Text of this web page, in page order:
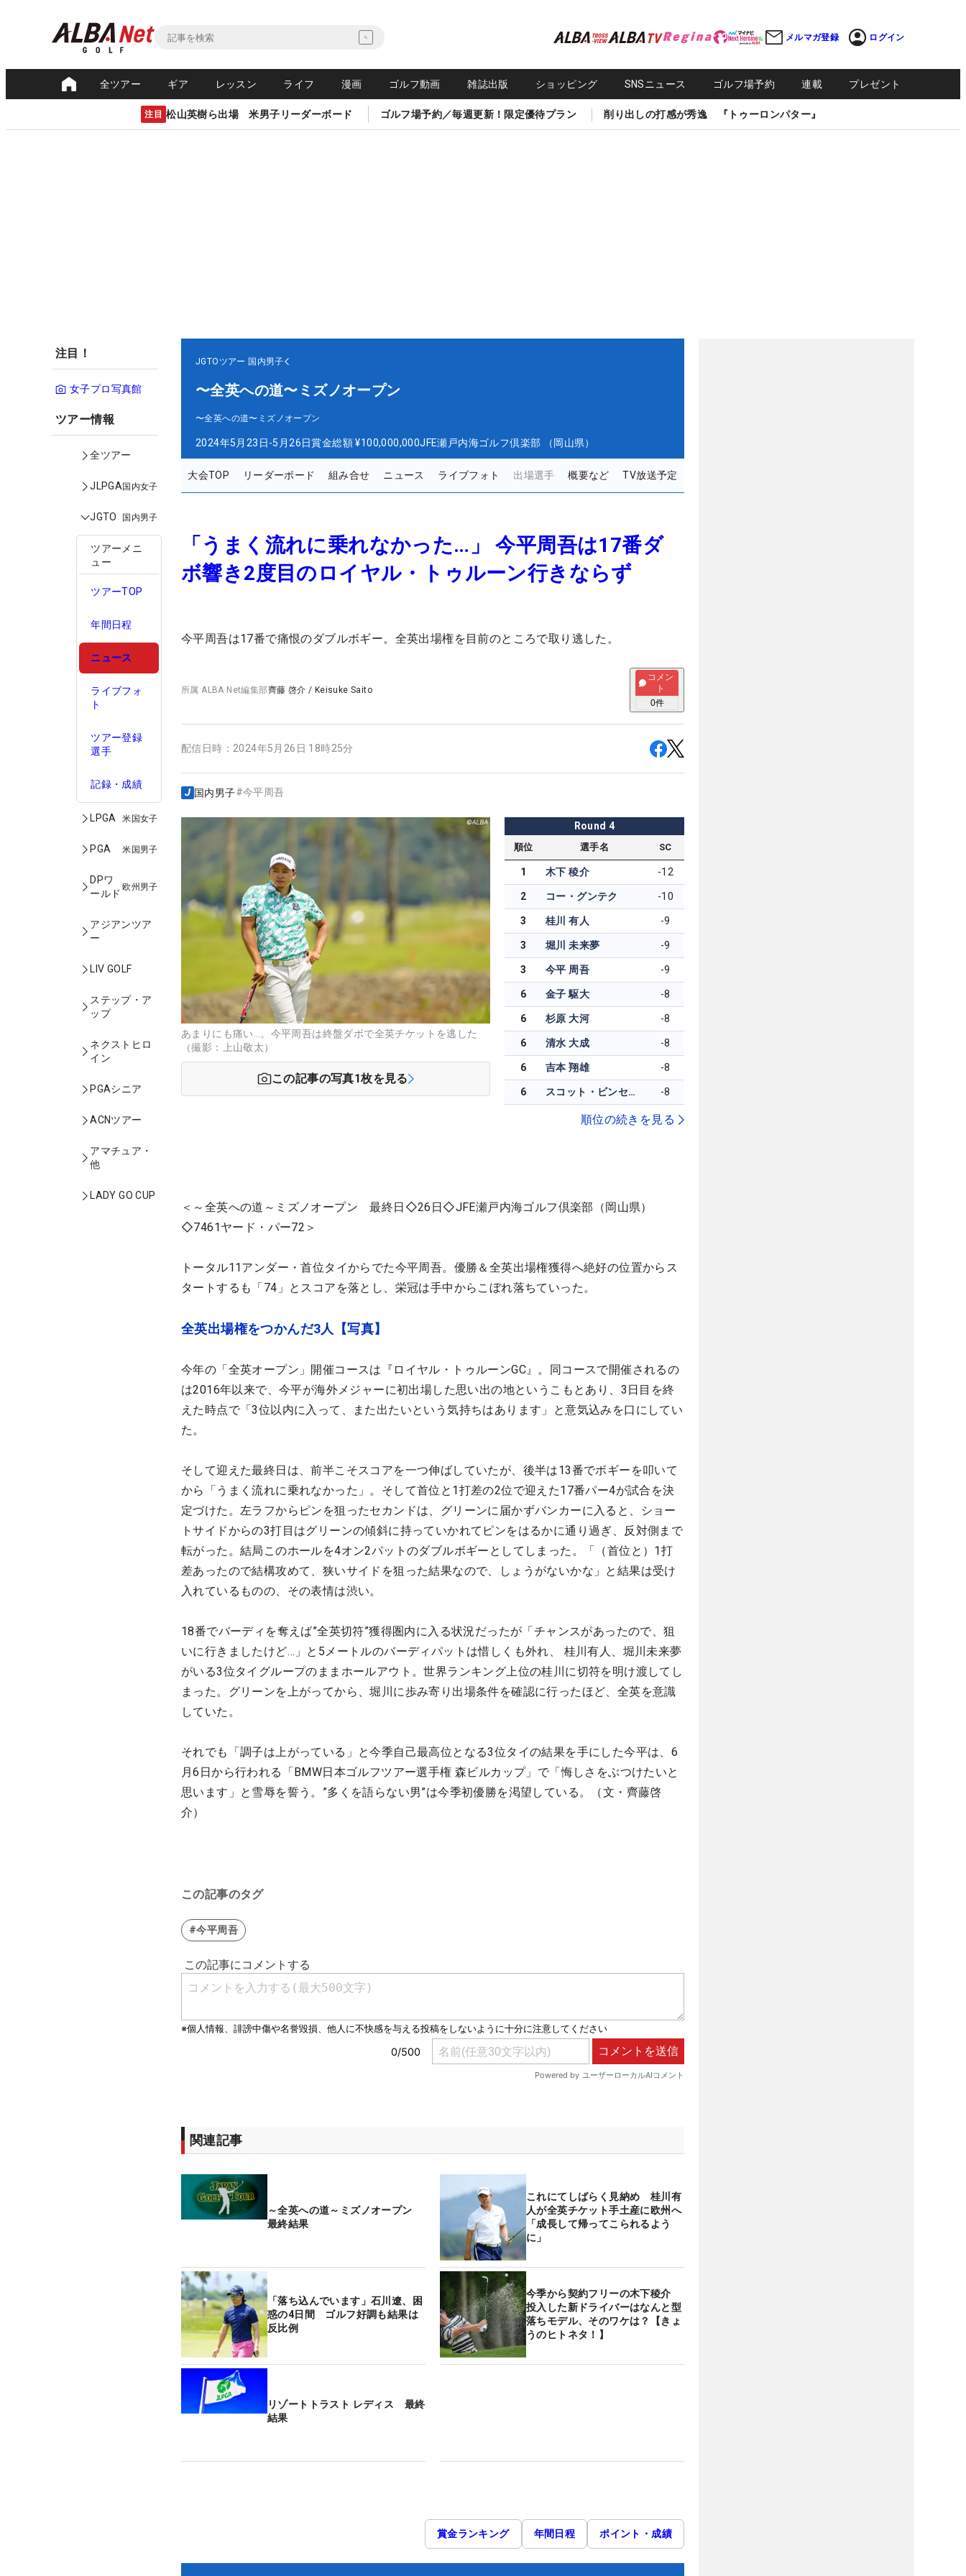
メルマガ登録 ログイン
全ツアー ギア レッスン ライフ 漫画 ゴルフ動画 雑誌出版 ショッピング SNSニュース ゴルフ場予約 連載 プレゼント
注目 松山英樹ら出場 米男子リーダーボード ゴルフ場予約／毎週更新！限定優待プラン 削り出しの打感が秀逸 『トゥーロンパター』
注目！
女子プロ写真館
ツアー情報
全ツアー
JLPGA国内女子
JGTO 国内男子
ツアーメニ
ュー
ツアーTOP
年間日程
ニュース
ライブフォ
ト
ツアー登録
選手
記録・成績
LPGA 米国女子
PGA 米国男子
DPワ
ールド
欧州男子
アジアンツア
ー
LIV GOLF
ステップ・ア
ップ
ネクストヒロ
イン
PGAシニア
ACNツアー
アマチュア・
他
LADY GO CUP
JGTOツアー 国内男子
〜全英への道〜ミズノオープン
〜全英への道〜ミズノオープン
2024年5月23日-5月26日賞金総額 ¥100,000,000JFE瀬戸内海ゴルフ倶楽部 （岡山県）
大会TOP リーダーボード 組み合せ ニュース ライブフォト 出場選手 概要など TV放送予定
「うまく流れに乗れなかった…」 今平周吾は17番ダ
ボ響き2度目のロイヤル・トゥルーン行きならず
今平周吾は17番で痛恨のダブルボギー。全英出場権を目前のところで取り逃した。
所属ALBA Net編集部齊藤 啓介 / Keisuke Saito
コメン
ト
0件
配信日時： 2024年5月26日 18時25分
国内男子#今平周吾
あまりにも痛い…。今平周吾は終盤ダボで全英チケットを逃した
（撮影：上山敬太）
この記事の写真1枚を見る
Round 4
順位 選手名 SC
1 木下 稜介 -12
2 コー・グンテク -10
3 桂川 有人 -9
3 堀川 未来夢 -9
3 今平 周吾 -9
6 金子 駆大 -8
6 杉原 大河 -8
6 清水 大成 -8
6 吉本 翔雄 -8
6 スコット・ビンセント -8
順位の続きを見る
＜～全英への道～ミズノオープン 最終日◇26日◇JFE瀬戸内海ゴルフ倶楽部（岡山県）
◇7461ヤード・パー72＞
トータル11アンダー・首位タイからでた今平周吾。優勝＆全英出場権獲得へ絶好の位置からス
タートするも「74」とスコアを落とし、栄冠は手中からこぼれ落ちていった。
全英出場権をつかんだ3人【写真】
今年の「全英オープン」開催コースは『ロイヤル・トゥルーンGC』。同コースで開催されるの
は2016年以来で、今平が海外メジャーに初出場した思い出の地というこもとあり、3日目を終
えた時点で「3位以内に入って、また出たいという気持ちはあります」と意気込みを口にしてい
た。
そして迎えた最終日は、前半こそスコアを一つ伸ばしていたが、後半は13番でボギーを叩いて
から「うまく流れに乗れなかった」。そして首位と1打差の2位で迎えた17番パー4が試合を決
定づけた。左ラフからピンを狙ったセカンドは、グリーンに届かずバンカーに入ると、ショー
トサイドからの3打目はグリーンの傾斜に持っていかれてピンをはるかに通り過ぎ、反対側まで
転がった。結局このホールを4オン2パットのダブルボギーとしてしまった。「（首位と）1打
差あったので結構攻めて、狭いサイドを狙った結果なので、しょうがないかな」と結果は受け
入れているものの、その表情は渋い。
18番でバーディを奪えば”全英切符”獲得圏内に入る状況だったが「チャンスがあったので、狙
いに行きましたけど…」と5メートルのバーディパットは惜しくも外れ、 桂川有人、堀川未来夢
がいる3位タイグループのままホールアウト。世界ランキング上位の桂川に切符を明け渡してし
まった。グリーンを上がってから、堀川に歩み寄り出場条件を確認に行ったほど、全英を意識
していた。
それでも「調子は上がっている」と今季自己最高位となる3位タイの結果を手にした今平は、6
月6日から行われる「BMW日本ゴルフツアー選手権 森ビルカップ」で「悔しさをぶつけたいと
思います」と雪辱を誓う。”多くを語らない男”は今季初優勝を渇望している。（文・齊藤啓
介）
この記事のタグ
#今平周吾
関連記事
～全英への道～ミズノオープン
最終結果
これにてしばらく見納め 桂川有
人が全英チケット手土産に欧州へ
「成長して帰ってこられるよう
に」
「落ち込んでいます」石川遼、困
惑の4日間 ゴルフ好調も結果は
反比例
今季から契約フリーの木下稜介
投入した新ドライバーはなんと型
落ちモデル、そのワケは？【きょ
うのヒトネタ！】
リゾートトラスト レディス 最終
結果
賞金ランキング 年間日程 ポイント・成績